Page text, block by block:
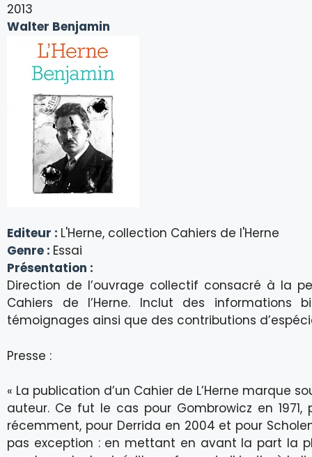
2013
Walter Benjamin
Editeur : L'Herne, collection Cahiers de l'Herne
Genre : Essai
Présentation :
Direction de l’ouvrage collectif consacré à la
Cahiers de l’Herne. Inclut des informations
témoignages ainsi que des contributions
Presse :
« La publication d’un Cahier de L’Herne marque
auteur. Ce fut le cas pour Gombrowicz en
récemment, pour Derrida en 2004 et pour
pas exception : en mettant en avant la part la